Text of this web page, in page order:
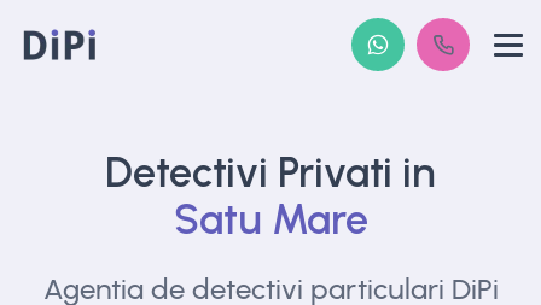
Detectivi Privati in
Satu Mare
Agentia de detectivi particulari DiPi